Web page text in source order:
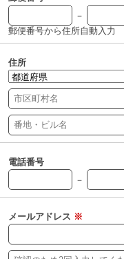
－
郵便番号から住所自動入力
住所
電話番号
－
メールアドレス ※